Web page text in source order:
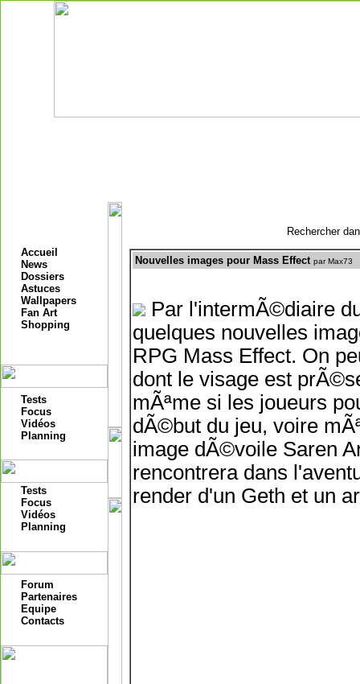
Accueil
News
Dossiers
Astuces
Wallpapers
Fan Art
Shopping
Tests
Focus
Vidéos
Planning
Tests
Focus
Vidéos
Planning
Forum
Partenaires
Equipe
Contacts
Rechercher
Nouvelles images pour Mass Effect par Max73
Par l'intermÃ©diaire
quelques nouvelles
RPG Mass Effect. On
dont le visage est
mÃªme si les joueurs
dÃ©but du jeu, voire
image dÃ©voile Saren
rencontrera dans
render d'un Geth et un